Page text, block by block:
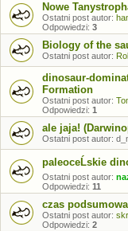
Nowe
Ostatni post autor:
Odpowiedzi: 3
Biology of the
Ostatni post autor:
dinosaur-
Formation
Ostatni post autor:
Odpowiedzi: 1
ale jaja!
Ostatni post autor:
paleoceĹskie
Ostatni post autor:
Odpowiedzi: 11
czas
Ostatni post autor:
Odpowiedzi: 2